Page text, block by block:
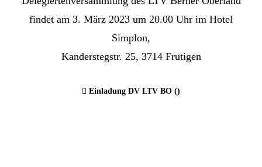
findet am 3. März 2023 um 20.00 Uhr im Hotel
Simplon,
Kanderstegstr. 25, 3714 Frutigen
Einladung DV LTV BO ()